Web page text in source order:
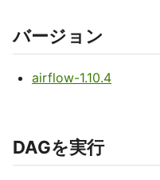
バージョン
airflow-1.10.4
DAGを実行